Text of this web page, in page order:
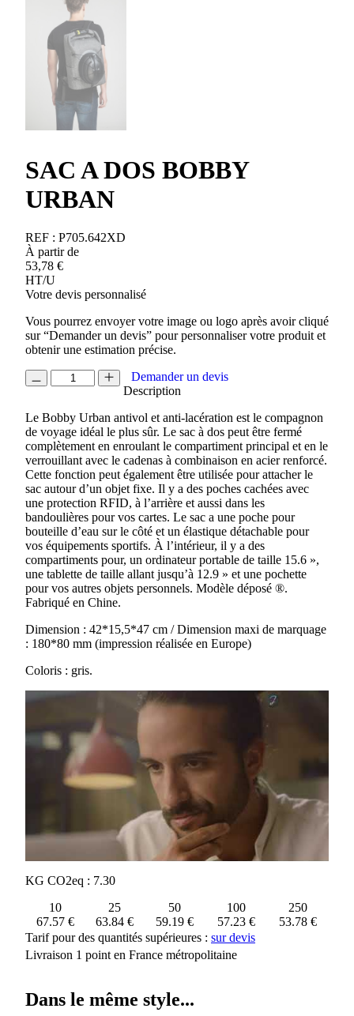
SAC A DOS BOBBY
URBAN
REF : P705.642XD
À partir de
53,78 €
HT/U
Votre devis personnalisé
Vous pourrez envoyer votre image ou logo après avoir cliqué
sur “Demander un devis” pour personnaliser votre produit et
obtenir une estimation précise.
quantité
de
A
DOS
BOBBY
URBAN
Demander un devis
Description
Le Bobby Urban antivol et anti-lacération est le compagnon
de voyage idéal le plus sûr. Le sac à dos peut être fermé
complètement en enroulant le compartiment principal et en le
verrouillant avec le cadenas à combinaison en acier renforcé.
Cette fonction peut également être utilisée pour attacher le
sac autour d’un objet fixe. Il y a des poches cachées avec
une protection RFID, à l’arrière et aussi dans les
bandoulières pour vos cartes. Le sac a une poche pour
bouteille d’eau sur le côté et un élastique détachable pour
vos équipements sportifs. À l’intérieur, il y a des
compartiments pour, un ordinateur portable de taille 15.6 »,
une tablette de taille allant jusqu’à 12.9 » et une pochette
pour vos autres objets personnels. Modèle déposé ®.
Fabriqué en Chine.
Dimension : 42*15,5*47 cm / Dimension maxi de marquage
: 180*80 mm (impression réalisée en Europe)
Coloris : gris.
KG CO2eq : 7.30
10
25 50 100
250
67.57 €
63.84 € 59.19 € 57.23 €
53.78 €
Tarif pour des quantités supérieures : sur devis
Livraison 1 point en France métropolitaine
Dans le même style...